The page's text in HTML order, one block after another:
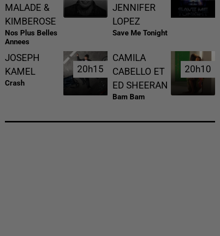
MALADE &
KIMBEROSE
Nos Plus Belles
Annees
JENNIFER
LOPEZ
Save Me Tonight
JOSEPH
KAMEL
Crash
20h15
20h15
CAMILA
CABELLO ET
ED SHEERAN
Bam Bam
20h10
20h10